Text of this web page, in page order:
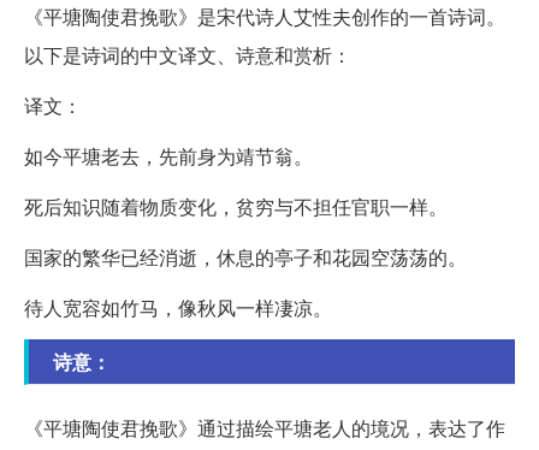
《平塘陶使君挽歌》是宋代诗人艾性夫创作的一首诗词。
以下是诗词的中文译文、诗意和赏析：
译文：
如今平塘老去，先前身为靖节翁。
死后知识随着物质变化，贫穷与不担任官职一样。
国家的繁华已经消逝，休息的亭子和花园空荡荡的。
待人宽容如竹马，像秋风一样凄凉。
诗意：
《平塘陶使君挽歌》通过描绘平塘老人的境况，表达了作